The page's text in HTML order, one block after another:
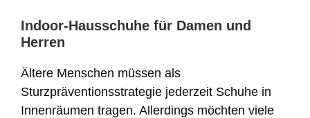
Indoor-Hausschuhe für Damen und
Herren
Ältere Menschen müssen als
Sturzpräventionsstrategie jederzeit Schuhe in
Innenräumen tragen. Allerdings möchten viele